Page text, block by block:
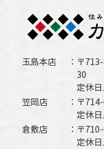
玉島本店
〒
30
定休
笠岡店
〒
定休
倉敷店
〒
定休